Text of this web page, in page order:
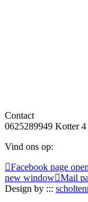
Contact
0625289949 Kotter 4
Vind ons op:
Facebook page
new window Mail
Design by :::